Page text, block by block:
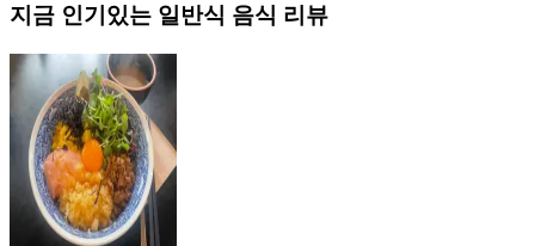
지금 인기있는 일반식 음식 리뷰